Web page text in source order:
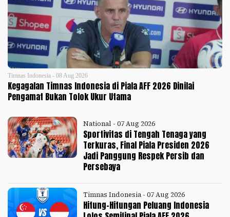
Timnas Indonesia - 08 Aug 2026
Kegagalan Timnas Indonesia di Piala AFF 2026 Dinilai
Pengamat Bukan Tolok Ukur Utama
National - 07 Aug 2026
Sportivitas di Tengah Tenaga yang
Terkuras, Final Piala Presiden 2026
Jadi Panggung Respek Persib dan
Persebaya
Timnas Indonesia - 07 Aug 2026
Hitung-Hitungan Peluang Indonesia